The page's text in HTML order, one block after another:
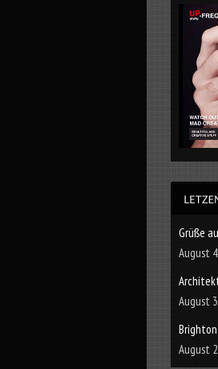
Grüße
August 4
August 3
August 2